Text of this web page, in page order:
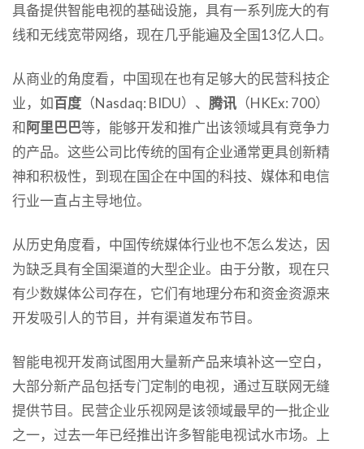
具备提供智能电视的基础设施，具有一系列庞大的有
线和无线宽带网络，现在几乎能遍及全国13亿人口。
从商业的角度看，中国现在也有足够大的民营科技企
业，如百度 （Nasdaq: BIDU）、 腾讯 （HKEx: 700）
和阿里巴巴等，能够开发和推广出该领域具有竞争力
的产品。这些公司比传统的国有企业通常更具创新精
神和积极性，到现在国企在中国的科技、媒体和电信
行业一直占主导地位。
从历史角度看，中国传统媒体行业也不怎么发达，因
为缺乏具有全国渠道的大型企业。由于分散，现在只
有少数媒体公司存在，它们有地理分布和资金资源来
开发吸引人的节目，并有渠道发布节目。
智能电视开发商试图用大量新产品来填补这一空白，
大部分新产品包括专门定制的电视，通过互联网无缝
提供节目。民营企业乐视网是该领域最早的一批企业
之一，过去一年已经推出许多智能电视试水市场。上